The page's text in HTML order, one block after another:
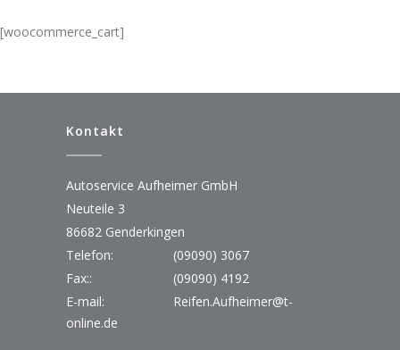
[woocommerce_cart]
Kontakt
Autoservice Aufheimer GmbH
Neuteile 3
86682 Genderkingen
Telefon:
(09090) 3067
Fax::
(09090) 4192
E-mail:
Reifen.Aufheimer@t-
online.de